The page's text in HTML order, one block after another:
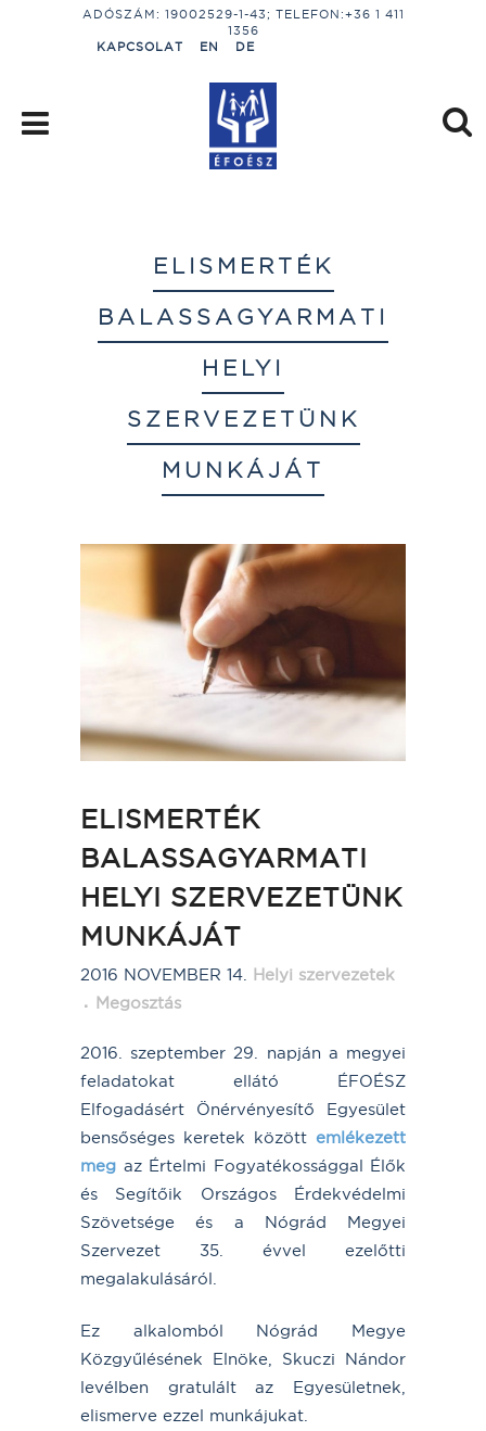
ADÓSZÁM: 19002529-1-43; TELEFON:+36 1 411
1356
KAPCSOLAT
EN DE
ELISMERTÉK
BALASSAGYARMATI
HELYI
SZERVEZETÜNK
MUNKÁJÁT
ELISMERTÉK
BALASSAGYARMATI
HELYI SZERVEZETÜNK
MUNKÁJÁT
2016 NOVEMBER 14. Helyi szervezetek
Megosztás
2016. szeptember 29. napján a megyei
feladatokat ellátó ÉFOÉSZ
Elfogadásért Önérvényesítő Egyesület
bensőséges keretek között emlékezett
meg az Értelmi Fogyatékossággal Élők
és Segítőik Országos Érdekvédelmi
Szövetsége és a Nógrád Megyei
Szervezet 35. évvel ezelőtti
megalakulásáról.
Ez alkalomból Nógrád Megye
Közgyűlésének Elnöke, Skuczi Nándor
levélben gratulált az Egyesületnek,
elismerve ezzel munkájukat.